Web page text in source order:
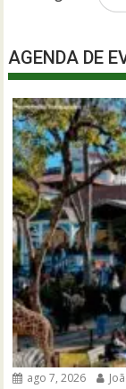
AGENDA DE
ago 7, 2026